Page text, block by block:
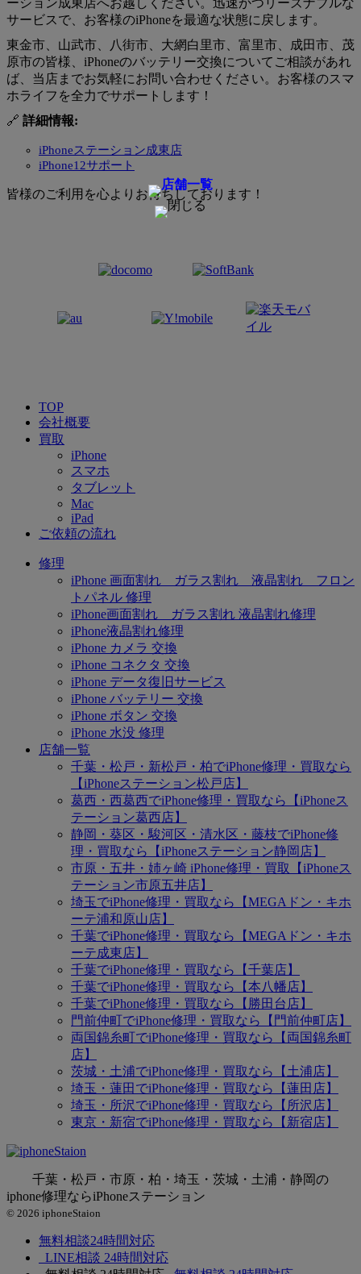
サービスで、お客様のiPhoneを最適な状態に戻します。
東金市、山武市、八街市、大網白里市、富里市、成田市、茂
原市の皆様、iPhoneのバッテリー交換についてご相談があれ
ば、当店までお気軽にお問い合わせください。お客様のスマ
ホライフを全力でサポートします！
🔗 詳細情報:
iPhoneステーション成東店
iPhone12サポート
皆様のご利用を心よりお待ちしております！
TOP
会社概要
買取
iPhone
スマホ
タブレット
Mac
iPad
ご依頼の流れ
修理
iPhone 画面割れ ガラス割れ 液晶割れ フロン
トパネル 修理
iPhone画面割れ ガラス割れ 液晶割れ修理
iPhone液晶割れ修理
iPhone カメラ 交換
iPhone コネクタ 交換
iPhone データ復旧サービス
iPhone バッテリー 交換
iPhone ボタン 交換
iPhone 水没 修理
店舗一覧
千葉・松戸・新松戸・柏でiPhone修理・買取なら
【iPhoneステーション松戸店】
葛西・西葛西でiPhone修理・買取なら【iPhoneス
テーション葛西店】
静岡・葵区・駿河区・清水区・藤枝でiPhone修
理・買取なら【iPhoneステーション静岡店】
市原・五井・姉ヶ崎 iPhone修理・買取【iPhoneス
テーション市原五井店】
埼玉でiPhone修理・買取なら【MEGAドン・キホ
ーテ浦和原山店】
千葉でiPhone修理・買取なら【MEGAドン・キホ
ーテ成東店】
千葉でiPhone修理・買取なら【千葉店】
千葉でiPhone修理・買取なら【本八幡店】
千葉でiPhone修理・買取なら【勝田台店】
門前仲町でiPhone修理・買取なら【門前仲町店】
両国錦糸町でiPhone修理・買取なら【両国錦糸町
店】
茨城・土浦でiPhone修理・買取なら【土浦店】
埼玉・蓮田でiPhone修理・買取なら【蓮田店】
埼玉・所沢でiPhone修理・買取なら【所沢店】
東京・新宿でiPhone修理・買取なら【新宿店】
千葉・松戸・市原・柏・埼玉・茨城・土浦・静岡の
iphone修理ならiPhoneステーション
© 2026 iphoneStaion
無料相談24時間対応
LINE相談 24時間対応